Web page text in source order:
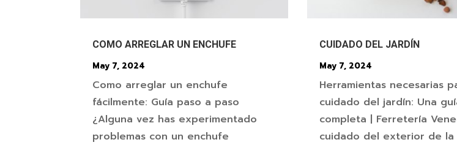
COMO ARREGLAR UN ENCHUFE
May 7, 2024
Como arreglar un enchufe
fácilmente: Guía paso a paso
¿Alguna vez has experimentado
problemas con un enchufe
CUIDADO DEL JARDÍN
May 7, 2024
Herramientas necesarias
cuidado del jardín: Una
completa | Ferretería
cuidado del exterior de la